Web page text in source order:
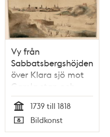
Vy från
Sabbatsbergshöjden
över Klara sjö mot
Gamla stan och
Kungsholmen
Tid
1739 till 1818
Typ
Bildkonst